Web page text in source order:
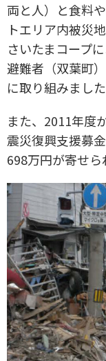
両と人）と食料
トエリア内被災
さいたまコープ
避難者（双葉町
に取り組みました
また、2011年度
震災復興支援募
698万円が寄せら